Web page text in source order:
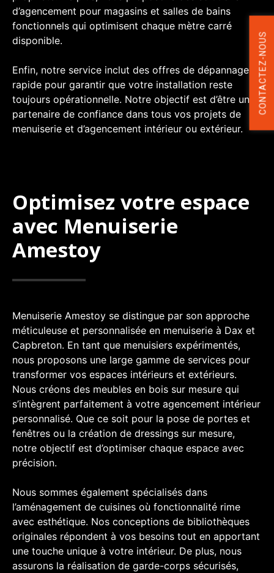
d’agencement pour magasins et salles de bains
fonctionnels qui optimisent chaque mètre carré
disponible.
Enfin, notre service inclut des offres de dépannage
rapide pour garantir que votre installation reste
toujours opérationnelle. Notre objectif est d’être un
partenaire de confiance dans tous vos projets de
menuiserie et d’agencement intérieur ou extérieur.
Optimisez votre espace
avec Menuiserie
Amestoy
Menuiserie Amestoy se distingue par son approche
méticuleuse et personnalisée en menuiserie à Dax et
Capbreton. En tant que menuisiers expérimentés,
nous proposons une large gamme de services pour
transformer vos espaces intérieurs et extérieurs.
Nous créons des meubles en bois sur mesure qui
s’intègrent parfaitement à votre agencement intérieur
personnalisé. Que ce soit pour la pose de portes et
fenêtres ou la création de dressings sur mesure,
notre objectif est d’optimiser chaque espace avec
précision.
Nous sommes également spécialisés dans
l’aménagement de cuisines où fonctionnalité rime
avec esthétique. Nos conceptions de bibliothèques
originales répondent à vos besoins tout en apportant
une touche unique à votre intérieur. De plus, nous
assurons la réalisation de garde-corps sécurisés,
CONTACTEZ-NOUS